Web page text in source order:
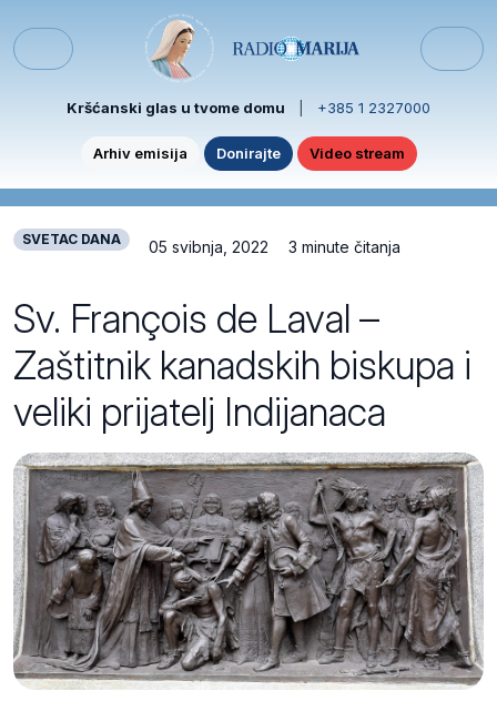
Menu
Kršćanski glas u tvome domu +385 1 2327000
Arhiv emisija Donirajte Video stream
SVETAC DANA 05 svibnja, 2022 3 minute čitanja
Sv. François de Laval –
Zaštitnik kanadskih biskupa i
veliki prijatelj Indijanaca